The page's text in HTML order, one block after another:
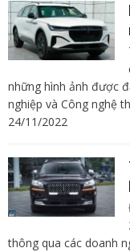
những hình ảnh được
nghiệp và Công nghệ
24/11/2022
thông qua các doanh